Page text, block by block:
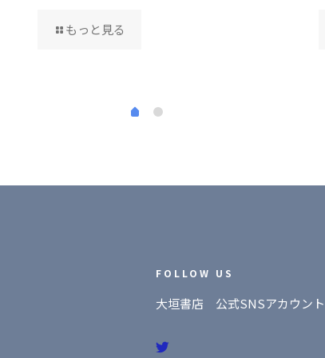
もっと見る
FOLLOW US
大垣書店 公式SNSアカウント